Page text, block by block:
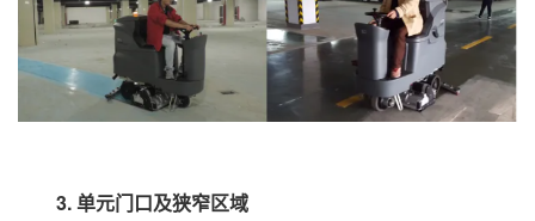
3. 单元门口及狭窄区域